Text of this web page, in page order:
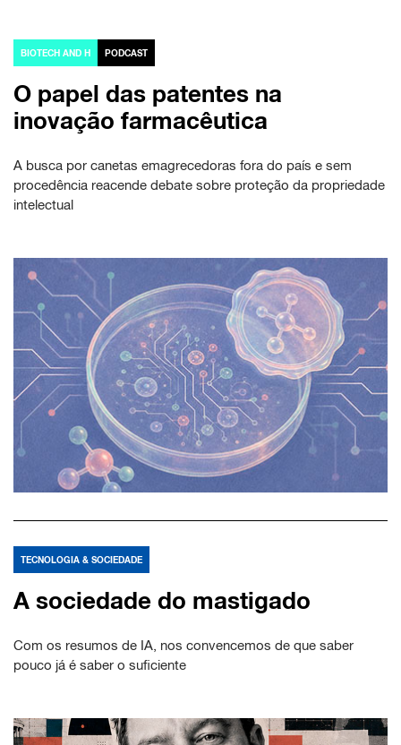
BIOTECH AND H PODCAST
O papel das patentes na
inovação farmacêutica
A busca por canetas emagrecedoras fora do país e sem
procedência reacende debate sobre proteção da propriedade
intelectual
TECNOLOGIA & SOCIEDADE
A sociedade do mastigado
Com os resumos de IA, nos convencemos de que saber
pouco já é saber o suficiente